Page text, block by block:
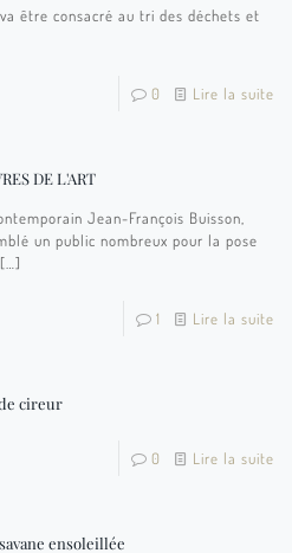
être consacré au tri des déchets et
0 Lire la suite
DE L'ART
Jean-François Buisson,
un public nombreux pour la pose
[…]
1 Lire la suite
cireur
0 Lire la suite
ensoleillée